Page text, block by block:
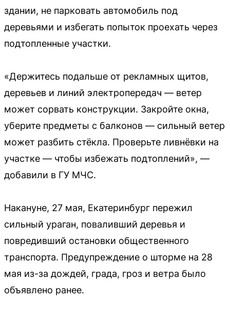
здании, не парковать автомобиль под
деревьями и избегать попыток проехать через
подтопленные участки.
«Держитесь подальше от рекламных щитов,
деревьев и линий электропередач — ветер
может сорвать конструкции. Закройте окна,
уберите предметы с балконов — сильный ветер
может разбить стёкла. Проверьте ливнёвки на
участке — чтобы избежать подтоплений», —
добавили в ГУ МЧС.
Накануне, 27 мая, Екатеринбург пережил
сильный ураган, поваливший деревья и
повредивший остановки общественного
транспорта. Предупреждение о шторме на 28
мая из-за дождей, града, гроз и ветра было
объявлено ранее.